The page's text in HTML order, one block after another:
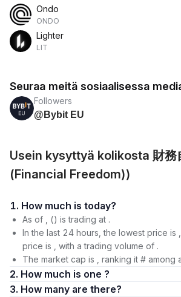
Ondo
ONDO
Lighter
LIT
Seuraa meitä sosiaalisessa
Followers
@Bybit EU
Usein kysyttyä kolikosta 財務
(Financial Freedom))
1. How much is today?
As of , () is trading at .
In the last 24 hours, the lowest price is
price is , with a trading volume of .
The market cap is , ranking it # among
2. How much is one ?
3. How many are there?